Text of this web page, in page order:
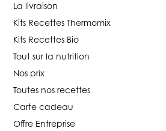
La livraison
Kits Recettes Thermomix
Kits Recettes Bio
Tout sur la nutrition
Nos prix
Toutes nos recettes
Carte cadeau
Offre Entreprise